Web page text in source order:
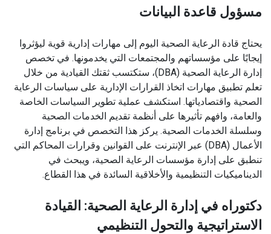
مسؤول قاعدة البيانات
يحتاج قادة الرعاية الصحية اليوم إلى مهارات إدارية قوية ليؤثروا
إيجابًا على مؤسساتهم والمجتمعات التي يخدمونها. في تخصص
إدارة الرعاية الصحية (DBA)، ستكتسب ثقتك القيادية من خلال
تعلم تطبيق مهارات اتخاذ القرارات الإدارية على سياسات الرعاية
الصحية واقتصادياتها. استكشف عملية تطوير السياسات الخاصة
والعامة، وافهم تأثيرها على أنظمة تقديم الخدمات الصحية
وسلسلة الخدمات الصحية. يركز هذا التخصص في برنامج إدارة
الأعمال (DBA) عبر الإنترنت على القوانين وقرارات المحاكم التي
تنطبق على إدارة مؤسسات الرعاية الصحية، ويبحث في
الديناميكيات التنظيمية والأخلاقية السائدة في هذا القطاع.
دكتوراه في إدارة الرعاية الصحية: القيادة
الاستراتيجية والتحول التنظيمي